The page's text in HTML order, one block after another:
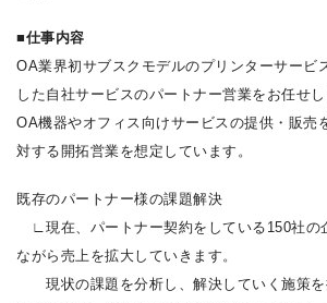
■仕事内容
OA業界初サブスクモデルのプリンターサービ
した自社サービスのパートナー営業をお任せし
OA機器やオフィス向けサービスの提供・販売
対する開拓営業を想定しています。
既存のパートナー様の課題解決
∟現在、パートナー契約をしている150社の
ながら売上を拡大していきます。
現状の課題を分析し、解決していく施策を